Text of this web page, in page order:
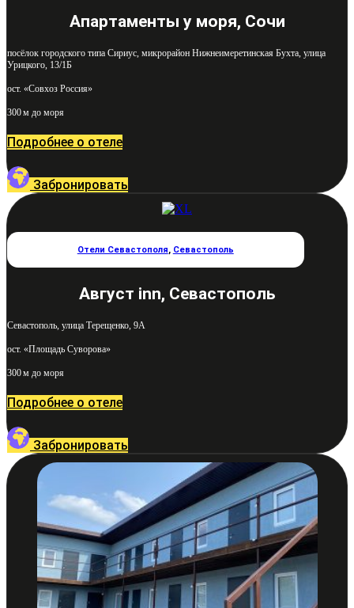
Апартаменты у моря, Сочи
посёлок городского типа Сириус, микрорайон Нижнеимеретинская Бухта, улица
Урицкого, 13/1Б
ост. «Совхоз Россия»
300 м до моря
Подробнее о отеле
Забронировать
Отели Севастополя, Севастополь
Август inn, Севастополь
Севастополь, улица Терещенко, 9А
ост. «Площадь Суворова»
300 м до моря
Подробнее о отеле
Забронировать